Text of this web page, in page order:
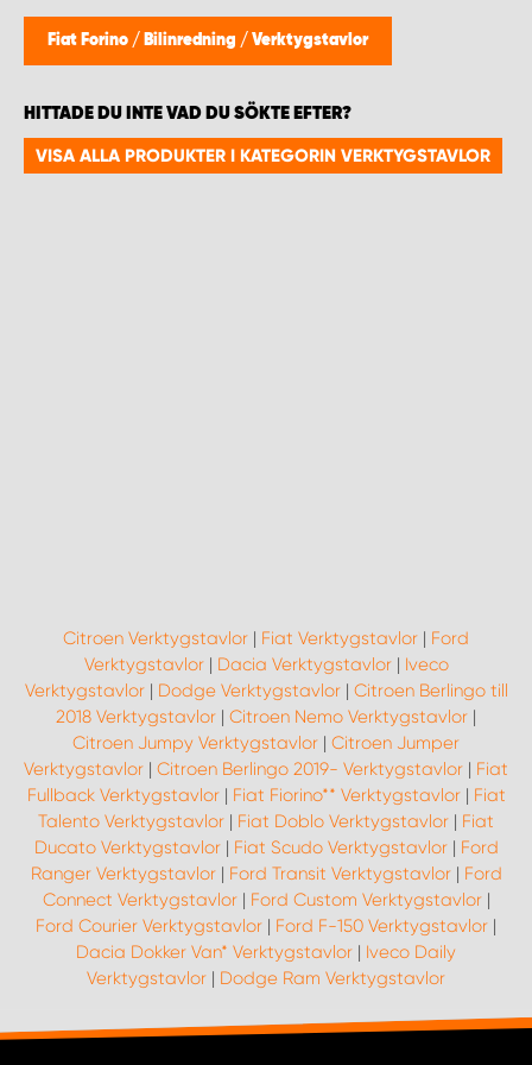
Fiat Forino / Bilinredning / Verktygstavlor
HITTADE DU INTE VAD DU SÖKTE EFTER?
VISA ALLA PRODUKTER I KATEGORIN VERKTYGSTAVLOR
Citroen Verktygstavlor | Fiat Verktygstavlor | Ford
Verktygstavlor| Dacia Verktygstavlor| Iveco
Verktygstavlor| Dodge Verktygstavlor| Citroen Berlingo till
2018 Verktygstavlor | Citroen Nemo Verktygstavlor |
Citroen Jumpy Verktygstavlor | Citroen Jumper
Verktygstavlor | Citroen Berlingo 2019- Verktygstavlor | Fiat
Fullback Verktygstavlor| Fiat Fiorino** Verktygstavlor| Fiat
Talento Verktygstavlor | Fiat Doblo Verktygstavlor | Fiat
Ducato Verktygstavlor| Fiat Scudo Verktygstavlor| Ford
Ranger Verktygstavlor| Ford Transit Verktygstavlor| Ford
Connect Verktygstavlor| Ford Custom Verktygstavlor|
Ford Courier Verktygstavlor | Ford F-150 Verktygstavlor |
Dacia Dokker Van* Verktygstavlor | Iveco Daily
Verktygstavlor | Dodge Ram Verktygstavlor
WORK SYSTEM KALMAR
WORK SYSTEM SKÖVDE
WORK SYSTEM STAFFANSTORP
WORK SYSTEM STOCKHOLM NORR
WORK SYSTEM STOCKHOLM SYD
WORK SYSTEM SUNDSVALL
WORK SYSTEM TRESTAD